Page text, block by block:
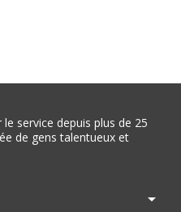
service depuis plus de 25
de gens talentueux et
arrow_drop_down